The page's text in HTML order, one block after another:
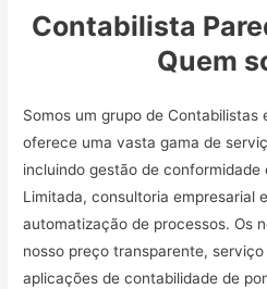
Contabilista
Quem
Somos um grupo de Contabilistas
oferece uma vasta gama de
incluindo gestão de conformidade
Limitada, consultoria empresarial
automatização de processos. Os
nosso preço transparente,
aplicações de contabilidade de